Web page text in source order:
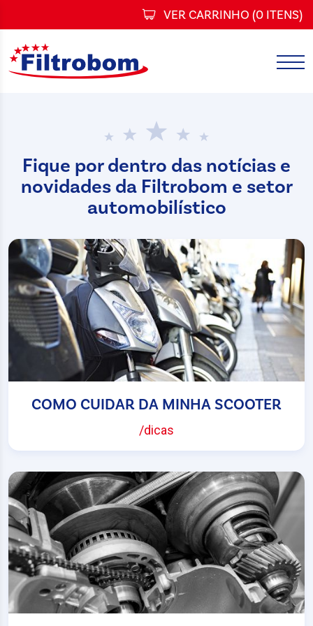
VER CARRINHO (0 ITENS)
Fique por dentro das notícias e
novidades da Filtrobom e setor
automobilístico
COMO CUIDAR DA MINHA SCOOTER
/dicas